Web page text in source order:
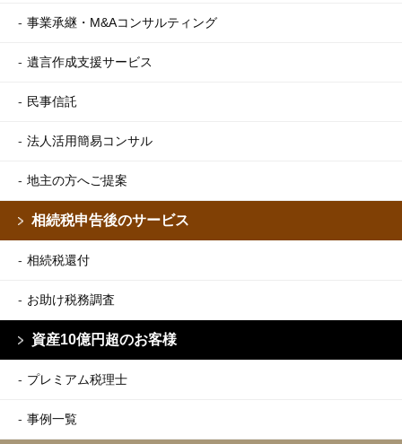
事業承継・M&Aコンサルティング
遺言作成支援サービス
民事信託
法人活用簡易コンサル
地主の方へご提案
相続税申告後のサービス
相続税還付
お助け税務調査
資産10億円超のお客様
プレミアム税理士
事例一覧